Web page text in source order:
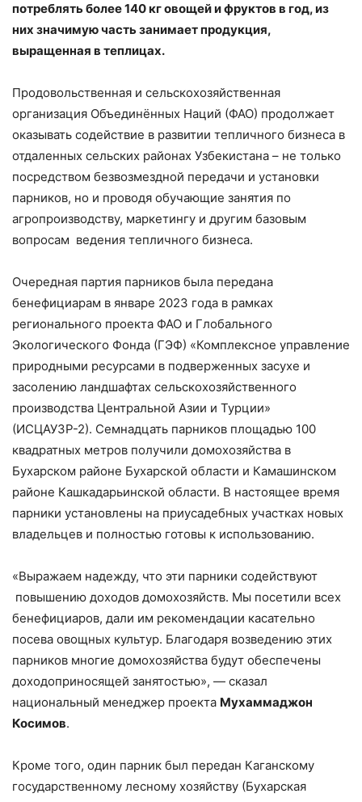
потреблять более 140 кг овощей и фруктов в год, из
них значимую часть занимает продукция,
выращенная в теплицах.
Продовольственная и сельскохозяйственная
организация Объединённых Наций (ФАО) продолжает
оказывать содействие в развитии тепличного бизнеса в
отдаленных сельских районах Узбекистана – не только
посредством безвозмездной передачи и установки
парников, но и проводя обучающие занятия по
агропроизводству, маркетингу и другим базовым
вопросам ведения тепличного бизнеса.
Очередная партия парников была передана
бенефициарам в январе 2023 года в рамках
регионального проекта ФАО и Глобального
Экологического Фонда (ГЭФ) «Комплексное управление
природными ресурсами в подверженных засухе и
засолению ландшафтах сельскохозяйственного
производства Центральной Азии и Турции»
(ИСЦАУЗР-2). Семнадцать парников площадью 100
квадратных метров получили домохозяйства в
Бухарском районе Бухарской области и Камашинском
районе Кашкадарьинской области. В настоящее время
парники установлены на приусадебных участках новых
владельцев и полностью готовы к использованию.
«Выражаем надежду, что эти парники содействуют
повышению доходов домохозяйств. Мы посетили всех
бенефициаров, дали им рекомендации касательно
посева овощных культур. Благодаря возведению этих
парников многие домохозяйства будут обеспечены
доходоприносящей занятостью», — сказал
национальный менеджер проекта Мухаммаджон
Косимов.
Кроме того, один парник был передан Каганскому
государственному лесному хозяйству (Бухарская